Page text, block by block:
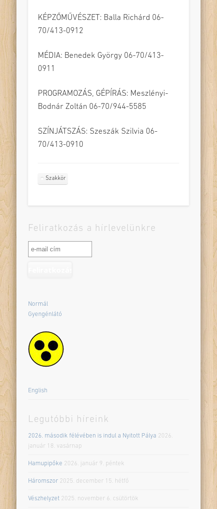
KÉPZŐMŰVÉSZET: Balla Richárd 06-
70/413-0912
MÉDIA: Benedek György 06-70/413-
0911
PROGRAMOZÁS, GÉPÍRÁS: Meszlényi-
Bodnár Zoltán 06-70/944-5585
SZÍNJÁTSZÁS: Szeszák Szilvia 06-
70/413-0910
Szakkör
Feliratkozás a hírlevelünkre
Normál
Gyengénlátó
English
Legutóbbi híreink
2026. második félévében is indul a Nyitott Pálya 2026.
január 18. vasárnap
Hamupipőke 2026. január 9. péntek
Háromszor 2025. december 15. hétfő
Vészhelyzet 2025. november 6. csütörtök